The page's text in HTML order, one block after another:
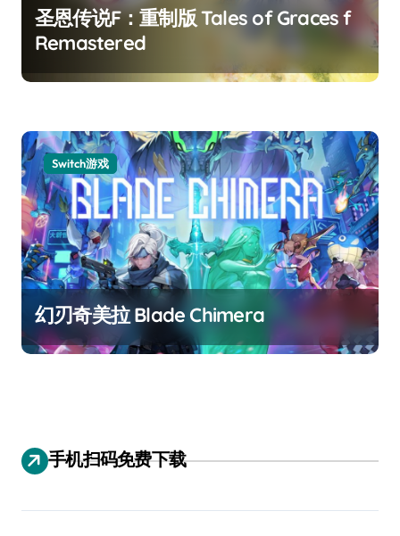
圣恩传说F：重制版 Tales of Graces f
Remastered
Switch游戏
幻刃奇美拉 Blade Chimera
手机扫码免费下载